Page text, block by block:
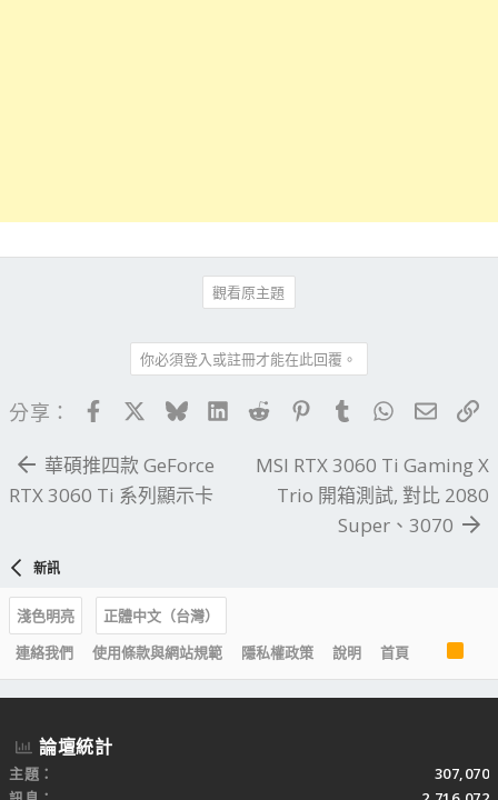
觀看原主題
你必須登入或註冊才能在此回覆。
分享： FacebookBlueskyLinkedIn
Reddit PinterestTumblrWhatsApp
電子
華碩推四款 GeForce
RTX 3060 Ti 系列顯示卡
MSI RTX 3060 Ti Gaming X
Trio 開箱測試, 對比 2080
Super、3070
新訊
淺色明亮
正體中文（台灣）
連絡我們
使用條款與網站規範 隱私權政策 說明 首頁
R
S
S
論壇統計
主題
307,070